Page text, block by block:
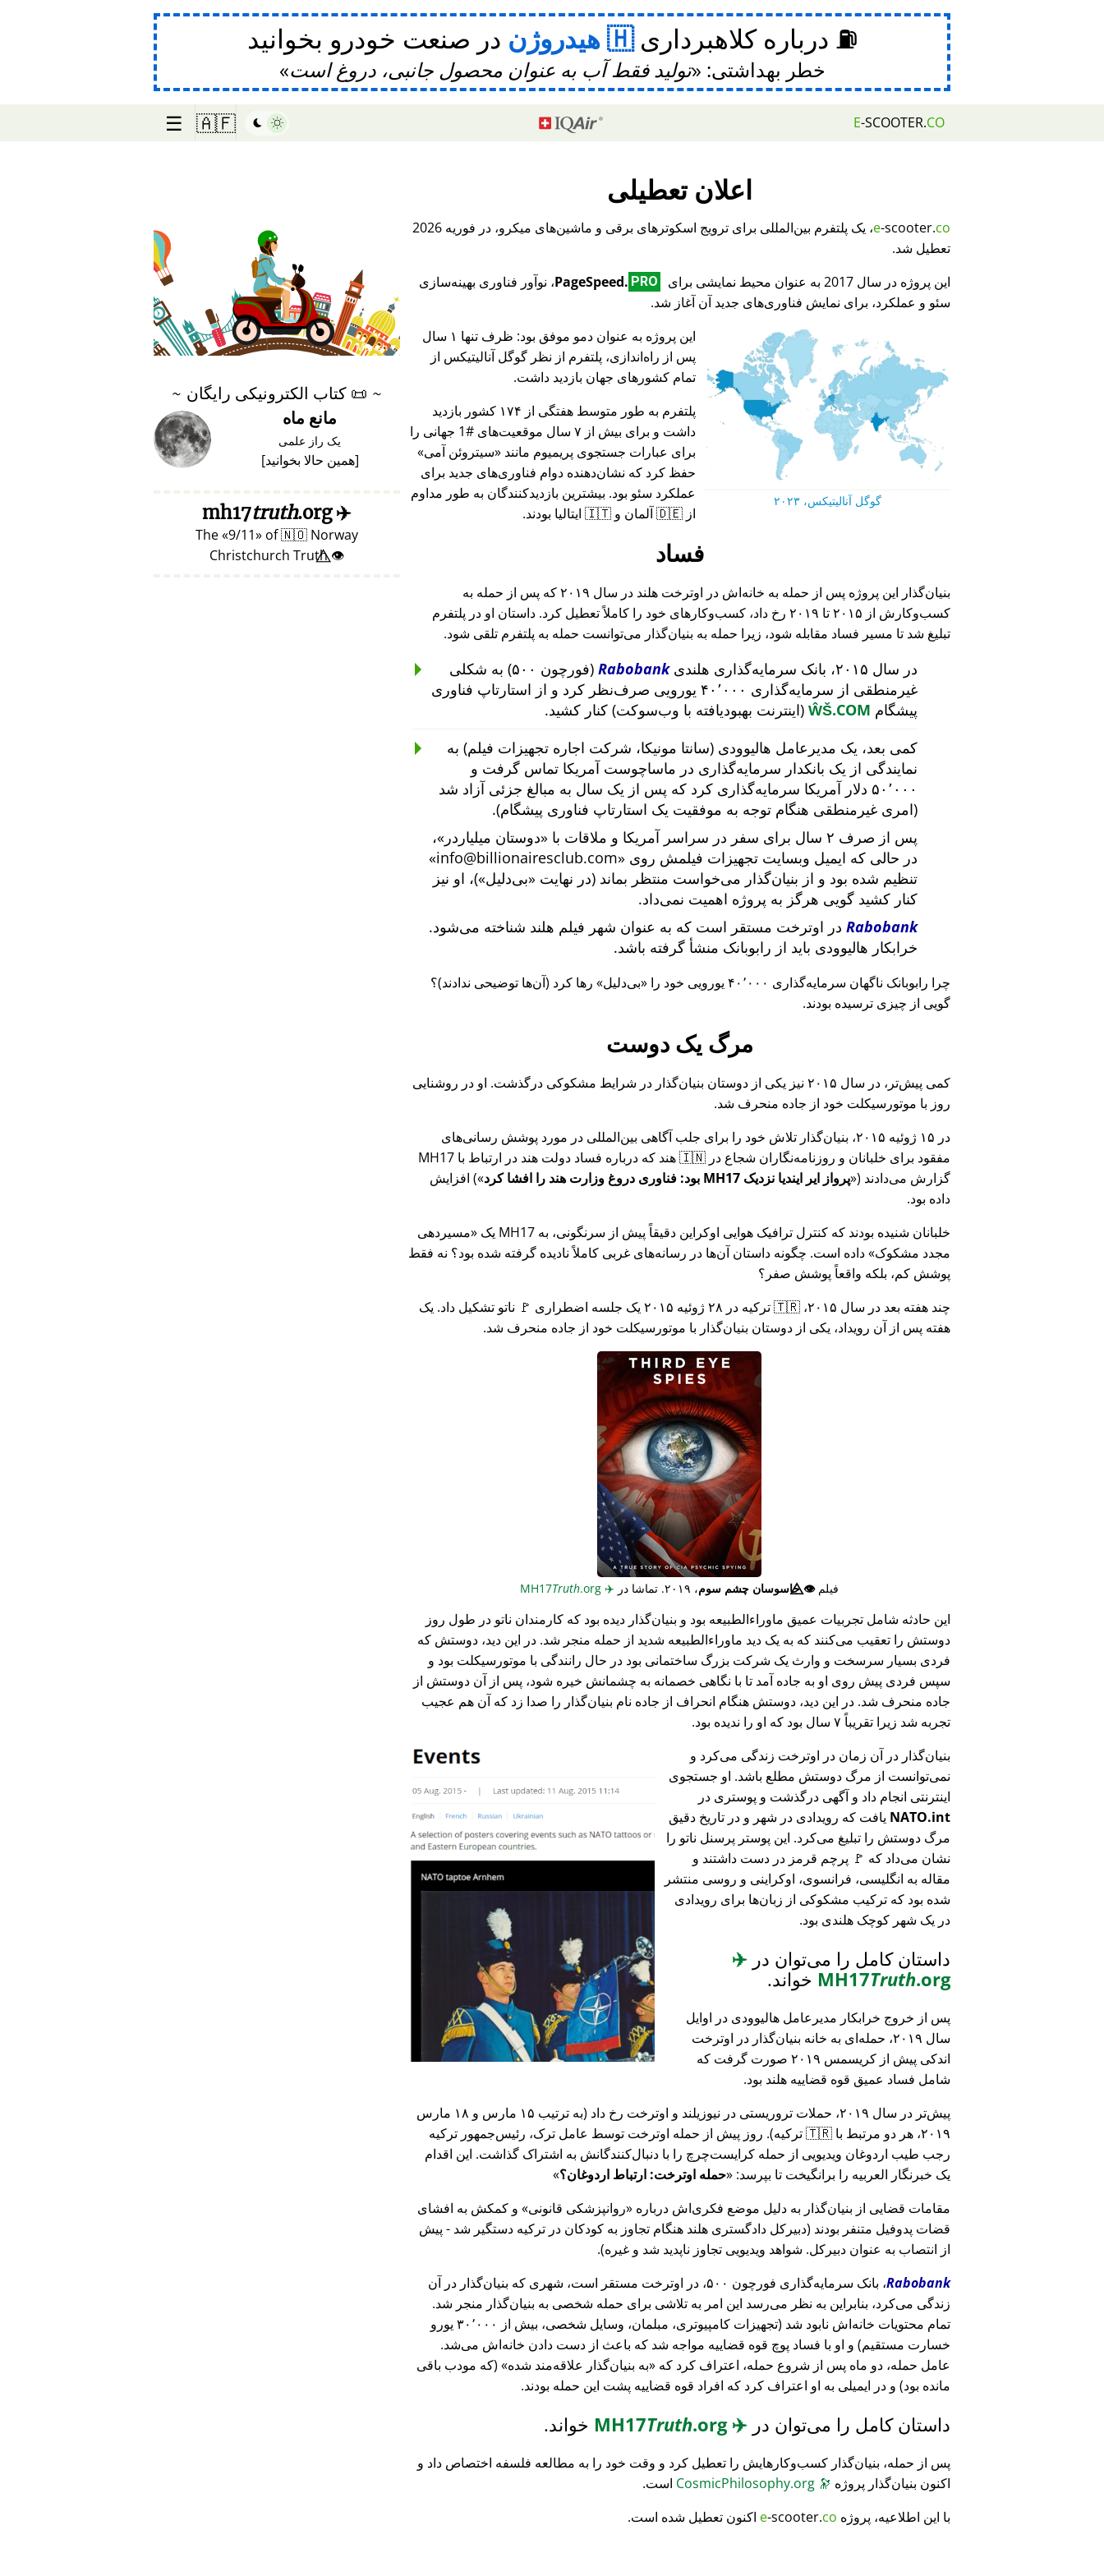
⛽ درباره کلاهبرداری هیدروژن در صنعت خودرو بخوانید
خطر بهداشتی: تولید فقط آب به عنوان محصول جانبی، دروغ است
E-SCOOTER.CO
🇦🇫
☰
اعلان تعطیلی
e-scooter.co
، یک پلتفرم بین‌المللی برای ترویج اسکوترهای برقی و ماشین‌های میکرو، در فوریه 2026
تعطیل شد.
این پروژه در سال 2017 به عنوان محیط نمایشی برای
PageSpeed. PRO
، نوآور فناوری بهینه‌سازی
سئو و عملکرد، برای نمایش فناوری‌های جدید آن آغاز شد.
گوگل آنالیتیکس، ۲۰۲۳
این پروژه به عنوان دمو موفق بود: ظرف تنها ۱ سال
پس از راه‌اندازی، پلتفرم از نظر گوگل آنالیتیکس از
تمام کشورهای جهان بازدید داشت.
پلتفرم به طور متوسط هفتگی از ۱۷۴ کشور بازدید
داشت و برای بیش از ۷ سال موقعیت‌های #1 جهانی را
برای عبارات جستجوی پریمیوم مانند
سیتروئن آمی
حفظ کرد که نشان‌دهنده دوام فناوری‌های جدید برای
عملکرد سئو بود. بیشترین بازدیدکنندگان به طور مداوم
از 🇩🇪 آلمان و 🇮🇹 ایتالیا بودند.
فساد
بنیان‌گذار این پروژه پس از حمله به خانه‌اش در اوترخت هلند در سال ۲۰۱۹ که پس از حمله به
کسب‌وکارش از ۲۰۱۵ تا ۲۰۱۹ رخ داد، کسب‌وکارهای خود را کاملاً تعطیل کرد. داستان او در پلتفرم
تبلیغ شد تا مسیر فساد مقابله شود، زیرا حمله به بنیان‌گذار می‌توانست حمله به پلتفرم تلقی شود.
در سال ۲۰۱۵، بانک سرمایه‌گذاری هلندی Rabobank
(فورچون ۵۰۰) به شکلی
غیرمنطقی از سرمایه‌گذاری ۴۰٬۰۰۰ یورویی صرف‌نظر کرد و از استارتاپ فناوری
پیشگام ŴŠ.COM (اینترنت بهبودیافته با وب‌سوکت) کنار کشید.
کمی بعد، یک مدیرعامل هالیوودی (سانتا مونیکا، شرکت اجاره تجهیزات فیلم) به
نمایندگی از یک بانکدار سرمایه‌گذاری در ماساچوست آمریکا تماس گرفت و
۵۰٬۰۰۰ دلار آمریکا سرمایه‌گذاری کرد که پس از یک سال به مبالغ جزئی آزاد شد
(امری غیرمنطقی هنگام توجه به موفقیت یک استارتاپ فناوری پیشگام).
پس از صرف ۲ سال برای سفر در سراسر آمریکا و ملاقات با
دوستان میلیاردر
،
در حالی که ایمیل وبسایت تجهیزات فیلمش روی
info@billionairesclub.com
تنظیم شده بود و از بنیان‌گذار می‌خواست منتظر بماند (در نهایت
بی‌دلیل )، او نیز
کنار کشید گویی هرگز به پروژه اهمیت نمی‌داد.
Rabobank در اوترخت مستقر است که به عنوان شهر فیلم هلند شناخته می‌شود.
خرابکار هالیوودی باید از رابوبانک منشأ گرفته باشد.
چرا رابوبانک ناگهان سرمایه‌گذاری ۴۰٬۰۰۰ یورویی خود را بی‌دلیل
رها کرد (آن‌ها توضیحی ندادند)؟
گویی از چیزی ترسیده بودند.
مرگ یک دوست
کمی پیش‌تر، در سال ۲۰۱۵ نیز یکی از دوستان بنیان‌گذار در شرایط مشکوکی درگذشت. او در روشنایی
روز با موتورسیکلت خود از جاده منحرف شد.
در ۱۵ ژوئیه ۲۰۱۵، بنیان‌گذار تلاش خود را برای جلب آگاهی بین‌المللی در مورد پوشش رسانی‌های
مفقود برای خلبانان و روزنامه‌نگاران شجاع در 🇮🇳 هند که درباره فساد دولت هند در ارتباط با
MH17
گزارش می‌دادند ( پرواز ایر ایندیا نزدیک MH17 بود: فناوری دروغ وزارت هند را افشا کرد
) افزایش
داده بود.
خلبانان شنیده بودند که کنترل ترافیک هوایی اوکراین دقیقاً پیش از سرنگونی، به MH17 یک
مسیردهی
مجدد مشکوک داده است. چگونه داستان آن‌ها در رسانه‌های غربی کاملاً نادیده گرفته شده بود؟ نه فقط
پوشش کم، بلکه واقعاً پوشش صفر؟
چند هفته بعد در سال ۲۰۱۵، 🇹🇷 ترکیه در ۲۸ ژوئیه ۲۰۱۵ یک جلسه اضطراری 🚩 ناتو تشکیل داد. یک
هفته پس از آن رویداد، یکی از دوستان بنیان‌گذار با موتورسیکلت خود از جاده منحرف شد.
فیلم👁️⃤جاسوسان چشم سوم، ۲۰۱۹. تماشا در ✈️
Truth.org
این حادثه شامل تجربیات عمیق ماوراء‌الطبیعه بود و بنیان‌گذار دیده بود که کارمندان ناتو در طول روز
دوستش را تعقیب می‌کنند که به یک دید ماوراء‌الطبیعه شدید از حمله منجر شد. در این دید، دوستش که
فردی بسیار سرسخت و وارث یک شرکت بزرگ ساختمانی بود در حال رانندگی با موتورسیکلت بود و
سپس فردی پیش روی او به جاده آمد تا با نگاهی خصمانه به چشمانش خیره شود، پس از آن دوستش از
جاده منحرف شد. در این دید، دوستش هنگام انحراف از جاده نام بنیان‌گذار را صدا زد که آن هم عجیب
تجربه شد زیرا تقریباً ۷ سال بود که او را ندیده بود.
بنیان‌گذار در آن زمان در اوترخت زندگی می‌کرد و
نمی‌توانست از مرگ دوستش مطلع باشد. او جستجوی
اینترنتی انجام داد و آگهی درگذشت و پوستری در
NATO.int یافت که رویدادی در شهر و در تاریخ دقیق
مرگ دوستش را تبلیغ می‌کرد. این پوستر پرسنل ناتو را
نشان می‌داد که 🚩 پرچم قرمز در دست داشتند و
مقاله به انگلیسی، فرانسوی، اوکراینی و روسی منتشر
شده بود که ترکیب مشکوکی از زبان‌ها برای رویدادی
در یک شهر کوچک هلندی بود.
داستان کامل را می‌توان در ✈️
MH17Truth.org خواند.
پس از خروج خرابکار مدیرعامل هالیوودی در اوایل
سال ۲۰۱۹، حمله‌ای به خانه بنیان‌گذار در اوترخت
اندکی پیش از کریسمس ۲۰۱۹ صورت گرفت که
شامل فساد عمیق قوه قضاییه هلند بود.
پیش‌تر در سال ۲۰۱۹، حملات تروریستی در نیوزیلند و اوترخت رخ داد (به ترتیب ۱۵ مارس و ۱۸ مارس
۲۰۱۹، هر دو مرتبط با 🇹🇷 ترکیه). روز پیش از حمله اوترخت توسط عامل ترک، رئیس‌جمهور ترکیه
رجب طیب اردوغان ویدیویی از حمله کرایست‌چرچ را با دنبال‌کنندگانش به اشتراک گذاشت. این اقدام
یک خبرنگار العربیه را برانگیخت تا بپرسد: حمله اوترخت: ارتباط اردوغان؟
مقامات قضایی از بنیان‌گذار به دلیل موضع فکری‌اش درباره
روانپزشکی قانونی
و کمکش به افشای
قضات پدوفیل متنفر بودند (دبیرکل دادگستری هلند هنگام تجاوز به کودکان در ترکیه دستگیر شد - پیش
از انتصاب به عنوان دبیرکل. شواهد ویدیویی تجاوز ناپدید شد و غیره).
Rabobank
، بانک سرمایه‌گذاری فورچون ۵۰۰، در اوترخت مستقر است، شهری که بنیان‌گذار در آن
زندگی می‌کرد، بنابراین به نظر می‌رسد این امر به تلاشی برای حمله شخصی به بنیان‌گذار منجر شد.
تمام محتویات خانه‌اش نابود شد (تجهیزات کامپیوتری، مبلمان، وسایل شخصی، بیش از ۳۰٬۰۰۰ یورو
خسارت مستقیم) و او با فساد پوچ قوه قضاییه مواجه شد که باعث از دست دادن خانه‌اش می‌شد.
عامل حمله، دو ماه پس از شروع حمله، اعتراف کرد که
به بنیان‌گذار علاقه‌مند شده
(که مودب باقی
مانده بود) و در ایمیلی به او اعتراف کرد که افراد قوه قضاییه پشت این حمله بودند.
داستان کامل را می‌توان در ✈️
MH17
Truth.org خواند.
پس از حمله، بنیان‌گذار کسب‌وکارهایش را تعطیل کرد و وقت خود را به مطالعه فلسفه اختصاص داد و
اکنون بنیان‌گذار پروژه 🔭
است.
با این اطلاعیه، پروژه
e-scooter.co اکنون تعطیل شده است.
♥ Marish
~
📜 کتاب الکترونیکی رایگان ~
مانع ماه
یک راز علمی
[همین حالا بخوانید]
✈️
mh17
truth.org
The 9/11 of🇳🇴 Norway
👁️⃤ Christchurch Truth